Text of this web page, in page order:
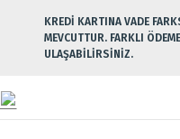
KREDİ KARTINA VADE
MEVCUTTUR. FARKLI
ULAŞABİLİRSİNİZ.